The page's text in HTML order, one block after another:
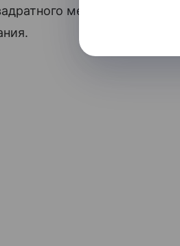
метра студий